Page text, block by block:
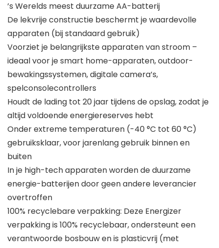
’s Werelds meest duurzame AA-batterij
De lekvrije constructie beschermt je waardevolle
apparaten (bij standaard gebruik)
Voorziet je belangrijkste apparaten van stroom –
ideaal voor je smart home-apparaten, outdoor-
bewakingssystemen, digitale camera’s,
spelconsolecontrollers
Houdt de lading tot 20 jaar tijdens de opslag, zodat je
altijd voldoende energiereserves hebt
Onder extreme temperaturen (-40 °C tot 60 °C)
gebruiksklaar, voor jarenlang gebruik binnen en
buiten
In je high-tech apparaten worden de duurzame
energie-batterijen door geen andere leverancier
overtroffen
100% recyclebare verpakking: Deze Energizer
verpakking is 100% recyclebaar, ondersteunt een
verantwoorde bosbouw en is plasticvrij (met